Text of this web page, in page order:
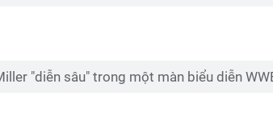
"diễn sâu" trong một màn biểu diễn